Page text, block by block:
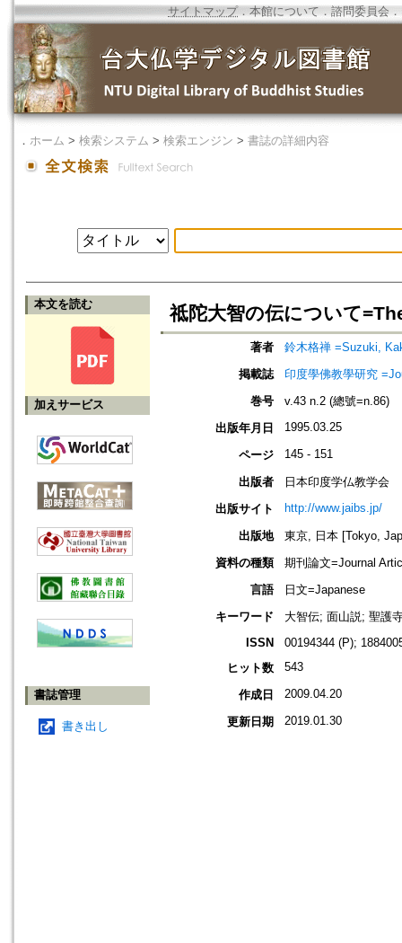
サイトマップ．本館について ． 諮問委員会 ．
． ホーム > 検索システム > 検索エンジン > 書誌の詳細内容
本文を読む
加えサービス
書誌管理
書き出し
祗陀大智の伝について
著者
鈴木格禅 =Suzuki,
掲載誌
印度學佛教學研究
巻号
v.43 n.2 (總號=n.86)
出版年月日
1995.03.25
ページ 145 - 151
出版者
日本印度学仏教学会
出版サイト
http://www.jaibs.jp/
出版地
東京, 日本 [Tokyo,
資料の種類
期刊論文=Journal
言語
日文=Japanese
キーワード
大智伝; 面山説; 聖護
ISSN
00194344 (P);
ヒット数
543
作成日 2009.04.20
更新日期 2019.01.30